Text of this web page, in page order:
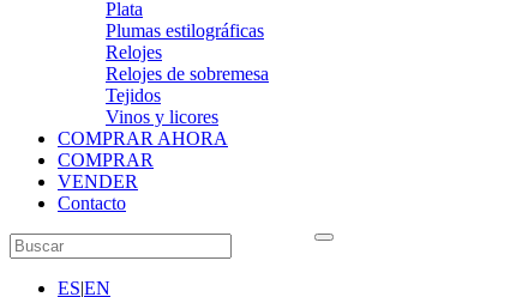
Plata
Plumas estilográficas
Relojes
Relojes de sobremesa
Tejidos
Vinos y licores
COMPRAR AHORA
COMPRAR
VENDER
Contacto
ES|EN